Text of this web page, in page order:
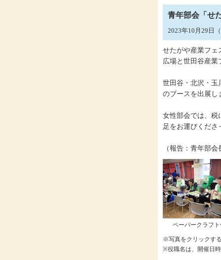
青年部会「せ
2023年10月29日
せたがや産業フェ
広場と世田谷産業
世田谷・北沢・玉
のブースを出展し
女性部会では、税
足をお運びくださ
（報告：青年部
ペーパークラフ
※写真をクリックす
※役職名は、開催日